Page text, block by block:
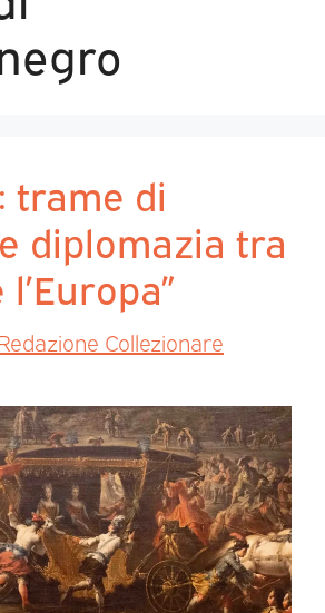
trame di
diplomazia tra
Collezionare